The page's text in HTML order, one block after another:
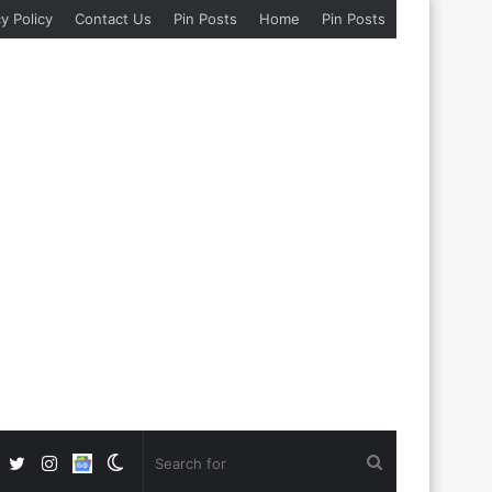
Policy Contact Us Pin Posts Home Pin Posts
Switch
Google
Instagram
Twitter
Facebook